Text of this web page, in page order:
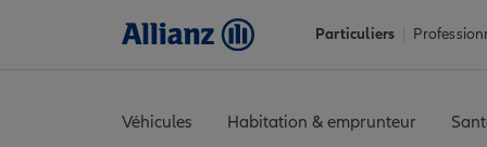
Particuliers
Véhicules Habitation & emprunteur